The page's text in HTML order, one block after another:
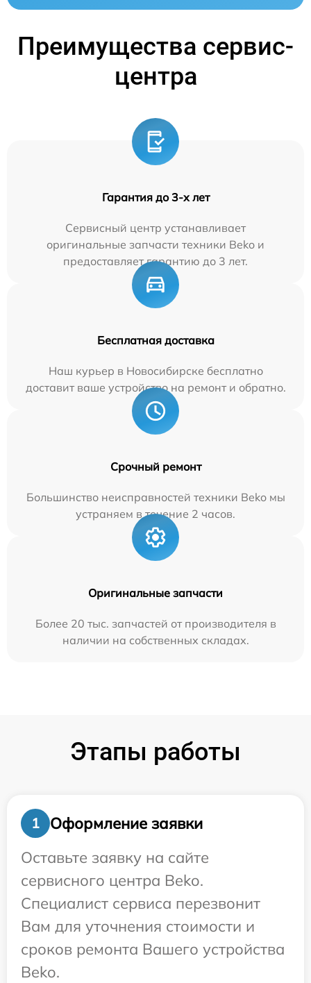
Преимущества сервис-
центра
Гарантия до 3-х лет
Сервисный центр устанавливает
оригинальные запчасти техники Beko и
предоставляет гарантию до 3 лет.
Бесплатная доставка
Наш курьер в Новосибирске бесплатно
доставит ваше устройство на ремонт и обратно.
Срочный ремонт
Большинство неисправностей техники Beko мы
устраняем в течение 2 часов.
Оригинальные запчасти
Более 20 тыс. запчастей от производителя в
наличии на собственных складах.
Этапы работы
1
Оформление заявки
Оставьте заявку на сайте
сервисного центра Beko.
Специалист сервиса перезвонит
Вам для уточнения стоимости и
сроков ремонта Вашего устройства
Beko.